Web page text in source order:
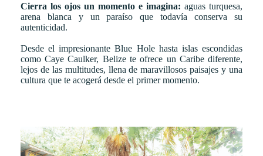
Cierra los ojos un momento e imagina: aguas turquesa,
arena blanca y un paraíso que todavía conserva su
autenticidad.
Desde el impresionante Blue Hole hasta islas escondidas
como Caye Caulker, Belize te ofrece un Caribe diferente,
lejos de las multitudes, llena de maravillosos paisajes y una
cultura que te acogerá desde el primer momento.